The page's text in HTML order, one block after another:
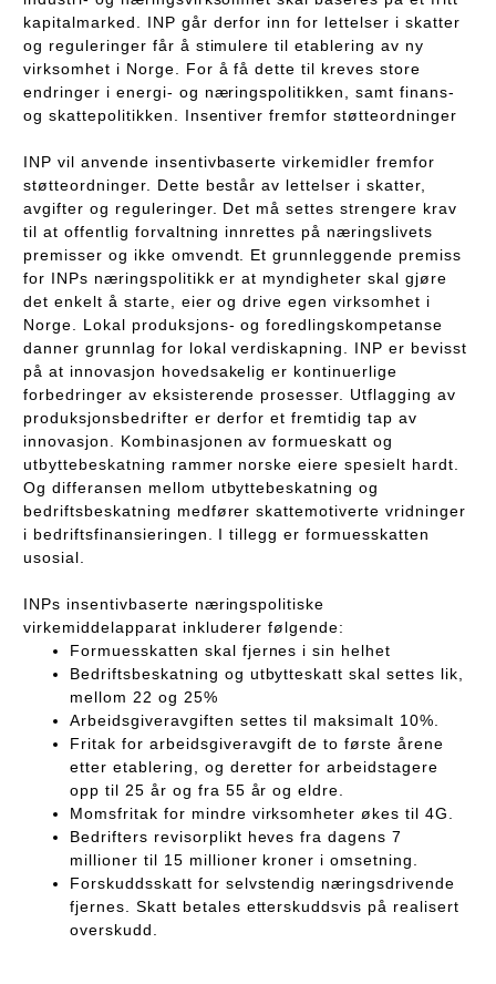
kapitalmarked. INP går derfor inn for lettelser i skatter
og reguleringer får å stimulere til etablering av ny
virksomhet i Norge. For å få dette til kreves store
endringer i energi- og næringspolitikken, samt finans-
og skattepolitikken. Insentiver fremfor støtteordninger
INP vil anvende insentivbaserte virkemidler fremfor
støtteordninger. Dette består av lettelser i skatter,
avgifter og reguleringer. Det må settes strengere krav
til at offentlig forvaltning innrettes på næringslivets
premisser og ikke omvendt. Et grunnleggende premiss
for INPs næringspolitikk er at myndigheter skal gjøre
det enkelt å starte, eier og drive egen virksomhet i
Norge. Lokal produksjons- og foredlingskompetanse
danner grunnlag for lokal verdiskapning. INP er bevisst
på at innovasjon hovedsakelig er kontinuerlige
forbedringer av eksisterende prosesser. Utflagging av
produksjonsbedrifter er derfor et fremtidig tap av
innovasjon. Kombinasjonen av formueskatt og
utbyttebeskatning rammer norske eiere spesielt hardt.
Og differansen mellom utbyttebeskatning og
bedriftsbeskatning medfører skattemotiverte vridninger
i bedriftsfinansieringen. I tillegg er formuesskatten
usosial.
INPs insentivbaserte næringspolitiske
virkemiddelapparat inkluderer følgende:
Formuesskatten skal fjernes i sin helhet
Bedriftsbeskatning og utbytteskatt skal settes lik,
mellom 22 og 25%
Arbeidsgiveravgiften settes til maksimalt 10%.
Fritak for arbeidsgiveravgift de to første årene
etter etablering, og deretter for arbeidstagere
opp til 25 år og fra 55 år og eldre.
Momsfritak for mindre virksomheter økes til 4G.
Bedrifters revisorplikt heves fra dagens 7
millioner til 15 millioner kroner i omsetning.
Forskuddsskatt for selvstendig næringsdrivende
fjernes. Skatt betales etterskuddsvis på realisert
overskudd.